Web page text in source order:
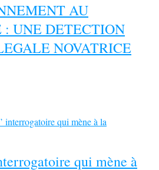
AU
: UNE DETECTION
NOVATRICE
qui mène à